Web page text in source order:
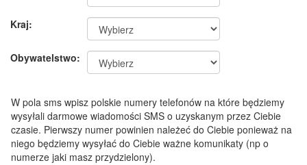
Kraj:
Obywatelstwo:
W pola sms wpisz polskie numery telefonów na które będziemy
wysyłali darmowe wiadomości SMS o uzyskanym przez Ciebie
czasie. Pierwszy numer powinien należeć do Ciebie ponieważ na
niego będziemy wysyłać do Ciebie ważne komunikaty (np o
numerze jaki masz przydzielony).